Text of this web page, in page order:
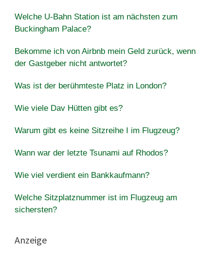
Welche U-Bahn Station ist am nächsten zum
Buckingham Palace?
Bekomme ich von Airbnb mein Geld zurück, wenn
der Gastgeber nicht antwortet?
Was ist der berühmteste Platz in London?
Wie viele Dav Hütten gibt es?
Warum gibt es keine Sitzreihe I im Flugzeug?
Wann war der letzte Tsunami auf Rhodos?
Wie viel verdient ein Bankkaufmann?
Welche Sitzplatznummer ist im Flugzeug am
sichersten?
Anzeige